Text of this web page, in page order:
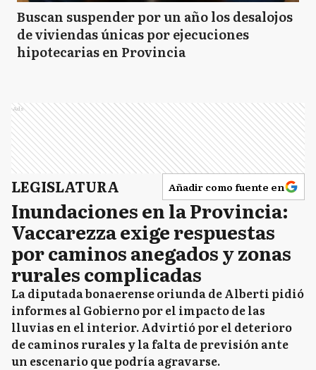
Buscan suspender por un año los desalojos
de viviendas únicas por ejecuciones
hipotecarias en Provincia
Ads
LEGISLATURA Añadir como fuente en
Inundaciones en la Provincia:
Vaccarezza exige respuestas
por caminos anegados y zonas
rurales complicadas
La diputada bonaerense oriunda de Alberti pidió
informes al Gobierno por el impacto de las
lluvias en el interior. Advirtió por el deterioro
de caminos rurales y la falta de previsión ante
un escenario que podría agravarse.